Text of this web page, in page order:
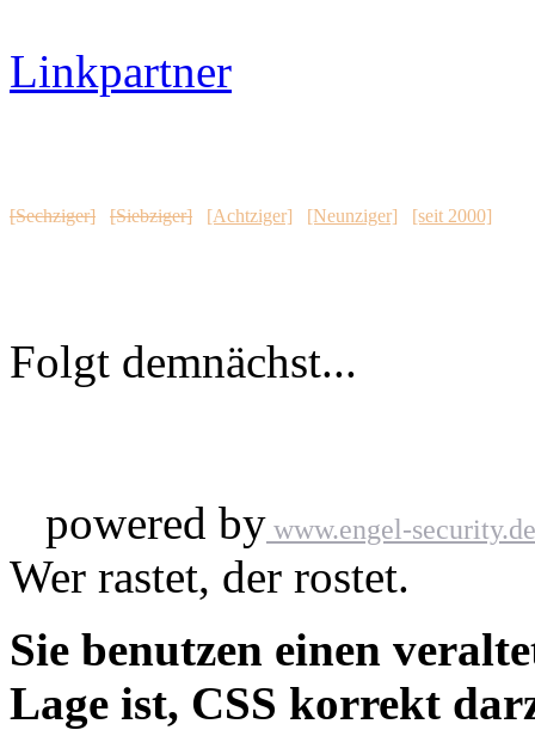
Linkpartner
[Sechziger] [Siebziger] [Achtziger] [Neunziger] [seit 2000]
Folgt demnächst...
powered by www.engel-security.de
Wer rastet, der rostet.
Sie benutzen einen
Lage ist, CSS korrekt